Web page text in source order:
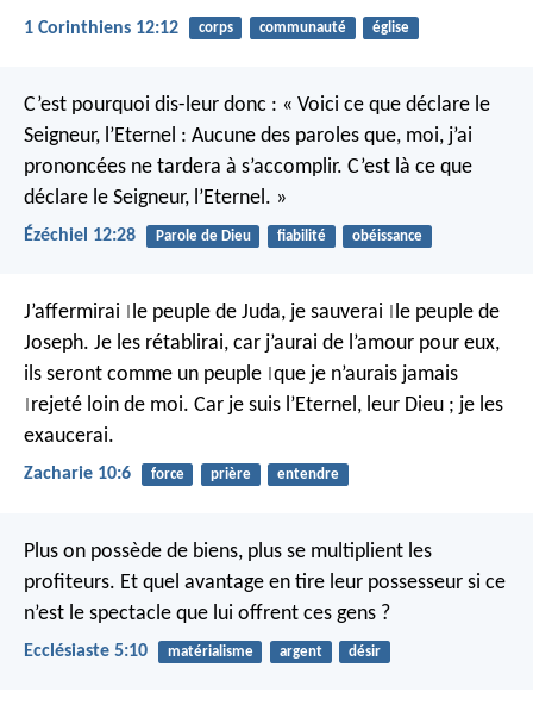
1 Corinthiens 12:12 corps communauté église
C’est pourquoi dis-leur donc : « Voici ce que déclare le
Seigneur, l’Eternel : Aucune des paroles que, moi, j’ai
prononcées ne tardera à s’accomplir. C’est là ce que
déclare le Seigneur, l’Eternel. »
Ézéchiel 12:28 Parole de Dieu fiabilité obéissance
J’affermirai le peuple de Juda, je sauverai
le peuple de
Joseph. Je les rétablirai, car j’aurai de l’amour pour eux,
ils seront comme un peuple que je n’aurais jamais
rejeté loin de moi. Car je suis l’Eternel, leur Dieu ; je les
exaucerai.
Zacharie 10:6 force prière entendre
Plus on possède de biens, plus se multiplient les
profiteurs. Et quel avantage en tire leur possesseur si ce
n’est le spectacle que lui offrent ces gens ?
Ecclésiaste 5:10 matérialisme argent désir